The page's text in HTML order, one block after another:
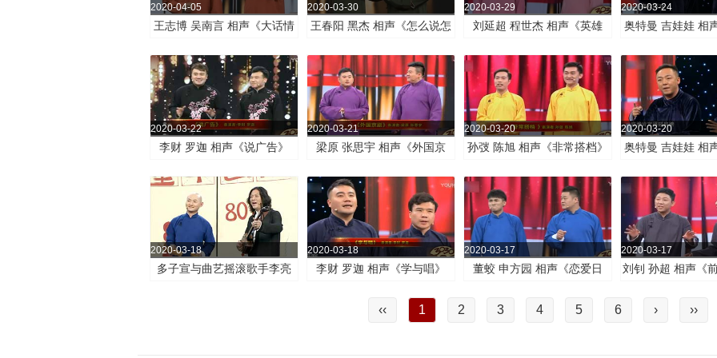
王志博 吴南言 相声《大话情
2020-04-05
王春阳 黑杰 相声《怎么说怎
2020-03-30
刘延超 程世杰 相声《英雄
2020-03-29
奥特曼 吉娃娃 相
2020-03-24
李财 罗迦 相声《说广告》
2020-03-22
梁原 张思宇 相声《外国京
2020-03-21
孙弢 陈旭 相声《非常搭档》
2020-03-20
奥特曼 吉娃娃 相
2020-03-20
多子宣与曲艺摇滚歌手李亮
2020-03-18
李财 罗迦 相声《学与唱》
2020-03-18
董蛟 申方园 相声《恋爱日
2020-03-17
刘钊 孙超 相声《
2020-03-17
‹‹ 1 2 3 4 5 6 › ››